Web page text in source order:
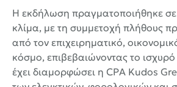
Η εκδήλωση πραγματοποιήθηκε σε
κλίμα, με τη συμμετοχή πλήθους
από τον επιχειρηματικό,
κόσμο, επιβεβαιώνοντας το
έχει διαμορφώσει η CPA Kudos